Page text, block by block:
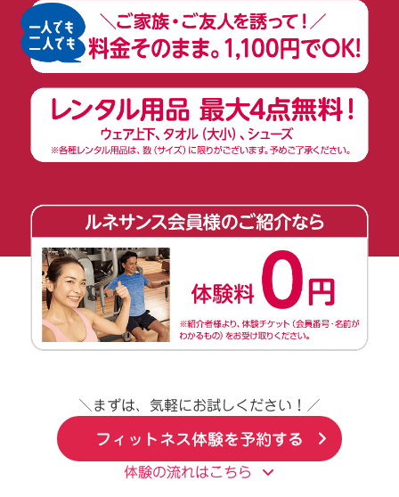
＼まずは、気軽にお試しください！／
フィットネス体験を予約する
体験の流れはこちら